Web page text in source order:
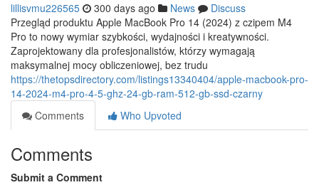
lillisvmu226565 300 days ago News
Discuss
Przegląd produktu Apple MacBook Pro 14 (2024) z czipem M4
Pro to nowy wymiar szybkości, wydajności i kreatywności.
Zaprojektowany dla profesjonalistów, którzy wymagają
maksymalnej mocy obliczeniowej, bez trudu
https://thetopsdirectory.com/listings13340404/apple-macbook-pro-
14-2024-m4-pro-4-5-ghz-24-gb-ram-512-gb-ssd-czarny
Comments
Who Upvoted
Comments
Submit a Comment